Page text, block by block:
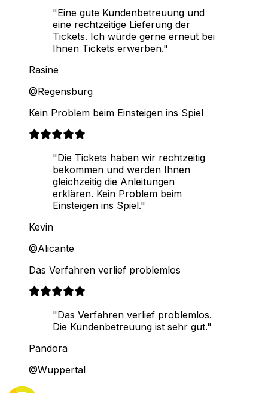
"Eine gute Kundenbetreuung und
eine rechtzeitige Lieferung der
Tickets. Ich würde gerne erneut bei
Ihnen Tickets erwerben."
Rasine
@Regensburg
Kein Problem beim Einsteigen ins Spiel
"Die Tickets haben wir rechtzeitig
bekommen und werden Ihnen
gleichzeitig die Anleitungen
erklären. Kein Problem beim
Einsteigen ins Spiel."
Kevin
@Alicante
Das Verfahren verlief problemlos
"Das Verfahren verlief problemlos.
Die Kundenbetreuung ist sehr gut."
Pandora
@Wuppertal